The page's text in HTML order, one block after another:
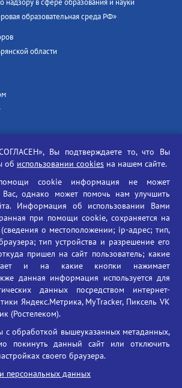
надзору в сфере образования и науки
образовательная среда РФ»
области
услуг
информационной безопасности
прокуратура РФ
государственный университет
академика И.Г. Петровского
Время работы: пн-пт 09:00-18:00
Телефон: +7(4832)58-90-85
Вы подтверждаете то, что Вы
об использовании cookies на нашем сайте.
cookie информация не может
Вас, однако может помочь нам улучшить
Информация об использовании Вами
при помощи cookie, сохраняется на
о местоположении; ip-адрес; тип,
тип устройства и разрешение его
пришел на сайт пользователь; какие
и на какие кнопки нажимает
данная информация используется для
данных посредством интернет-
Яндекс.Метрика, MyTracker, Пиксель VK
(Ростелеком).
с обработкой вышеуказанных метаданных,
покинуть данный сайт или отключить
своего браузера.
персональных данных